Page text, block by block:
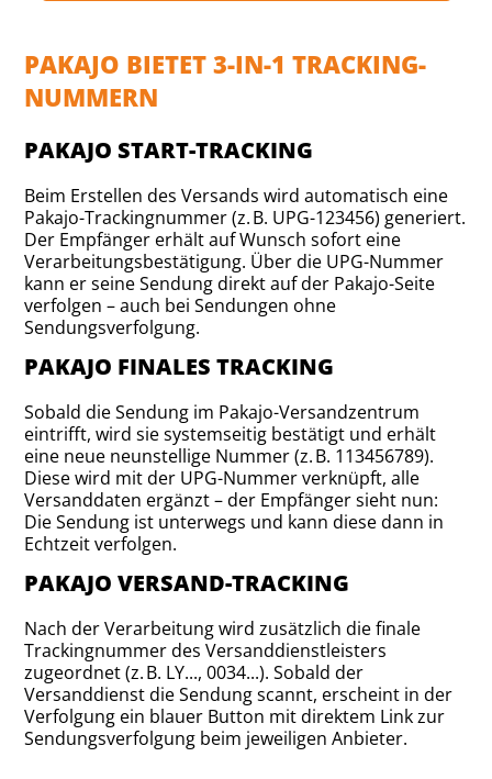
PAKAJO BIETET 3-IN-1 TRACKING-
NUMMERN
PAKAJO START-TRACKING
Beim Erstellen des Versands wird automatisch eine
Pakajo-Trackingnummer (z. B. UPG-123456) generiert.
Der Empfänger erhält auf Wunsch sofort eine
Verarbeitungsbestätigung. Über die UPG-Nummer
kann er seine Sendung direkt auf der Pakajo-Seite
verfolgen – auch bei Sendungen ohne
Sendungsverfolgung.
PAKAJO FINALES TRACKING
Sobald die Sendung im Pakajo-Versandzentrum
eintrifft, wird sie systemseitig bestätigt und erhält
eine neue neunstellige Nummer (z. B. 113456789).
Diese wird mit der UPG-Nummer verknüpft, alle
Versanddaten ergänzt – der Empfänger sieht nun:
Die Sendung ist unterwegs und kann diese dann in
Echtzeit verfolgen.
PAKAJO VERSAND-TRACKING
Nach der Verarbeitung wird zusätzlich die finale
Trackingnummer des Versanddienstleisters
zugeordnet (z. B. LY..., 0034...). Sobald der
Versanddienst die Sendung scannt, erscheint in der
Verfolgung ein blauer Button mit direktem Link zur
Sendungsverfolgung beim jeweiligen Anbieter.